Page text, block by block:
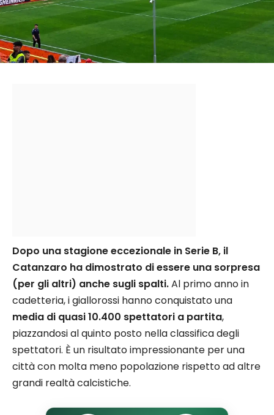
Dopo una stagione eccezionale in Serie B, il
Catanzaro ha dimostrato di essere una sorpresa
(per gli altri) anche sugli spalti.Al primo anno in
cadetteria, i giallorossi hanno conquistato una
media di quasi 10.400 spettatori a partita,
piazzandosi al quinto posto nella classifica degli
spettatori. È un risultato impressionante per una
città con molta meno popolazione rispetto ad altre
grandi realtà calcistiche.